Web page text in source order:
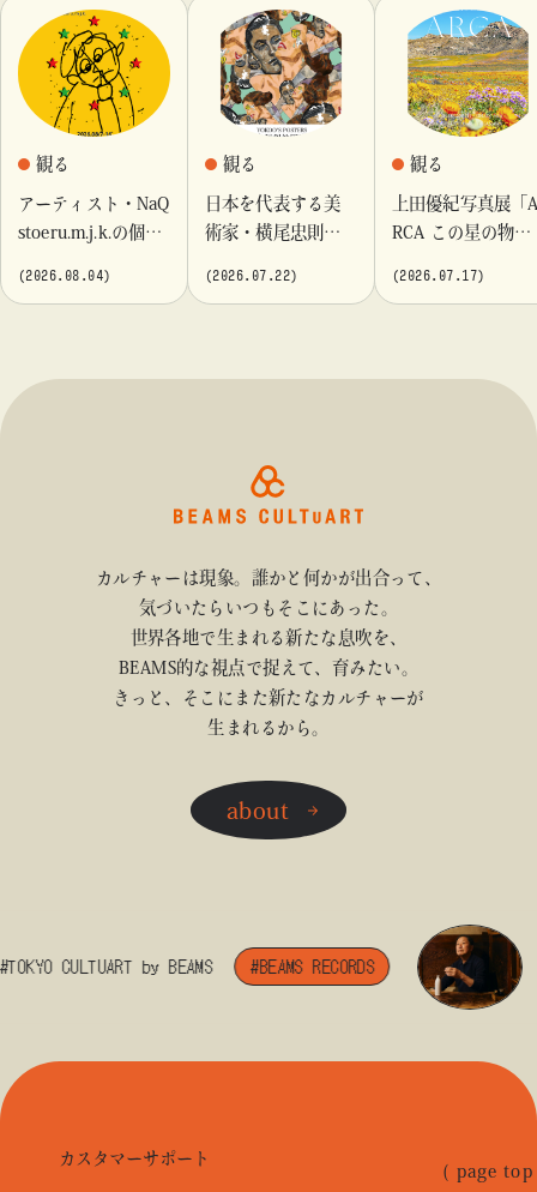
観る
アーティスト・NaQ
stoeru.m.j.k.の個展
t』「ビームス カル
(2026.08.04)
観る
日本を代表する美
術家・横尾忠則が
てきたポスターや
Y〉にて開催
(2026.07.22)
観る
上田優紀写真展「
RCA この星の物
カルチャート 高
(2026.07.17)
カルチャーは現象。誰かと何かが出合って、
気づいたらいつもそこにあった。
世界各地で生まれる新たな息吹を、
BEAMS的な視点で捉えて、育みたい。
きっと、そこにまた新たなカルチャーが
生まれるから。
about
CULTUART by BEAMS #BEAMS RECORDS
( page
カスタマーサポート